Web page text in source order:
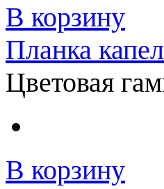
В корзину
Планка
Цветовая
В корзину